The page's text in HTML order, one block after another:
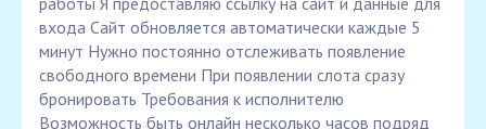
входа Сайт обновляется автоматически каждые 5
минут Нужно постоянно отслеживать появление
свободного времени При появлении слота сразу
бронировать Требования к исполнителю
Возможность быть онлайн несколько часов подряд